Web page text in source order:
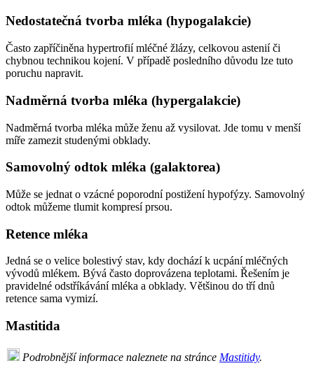
Nedostatečná tvorba mléka (hypogalakcie)
Často zapříčiněna hypertrofií mléčné žlázy, celkovou astenií či
chybnou technikou kojení. V případě posledního důvodu lze tuto
poruchu napravit.
Nadměrná tvorba mléka (hypergalakcie)
Nadměrná tvorba mléka může ženu až vysilovat. Jde tomu v menší
míře zamezit studenými obklady.
Samovolný odtok mléka (galaktorea)
Může se jednat o vzácné poporodní postižení hypofýzy. Samovolný
odtok můžeme tlumit kompresí prsou.
Retence mléka
Jedná se o velice bolestivý stav, kdy dochází k ucpání mléčných
vývodů mlékem. Bývá často doprovázena teplotami. Řešením je
pravidelné odstříkávání mléka a obklady. Většinou do tří dnů
retence sama vymizí.
Mastitida
Podrobnější informace naleznete na stránce Mastitidy.